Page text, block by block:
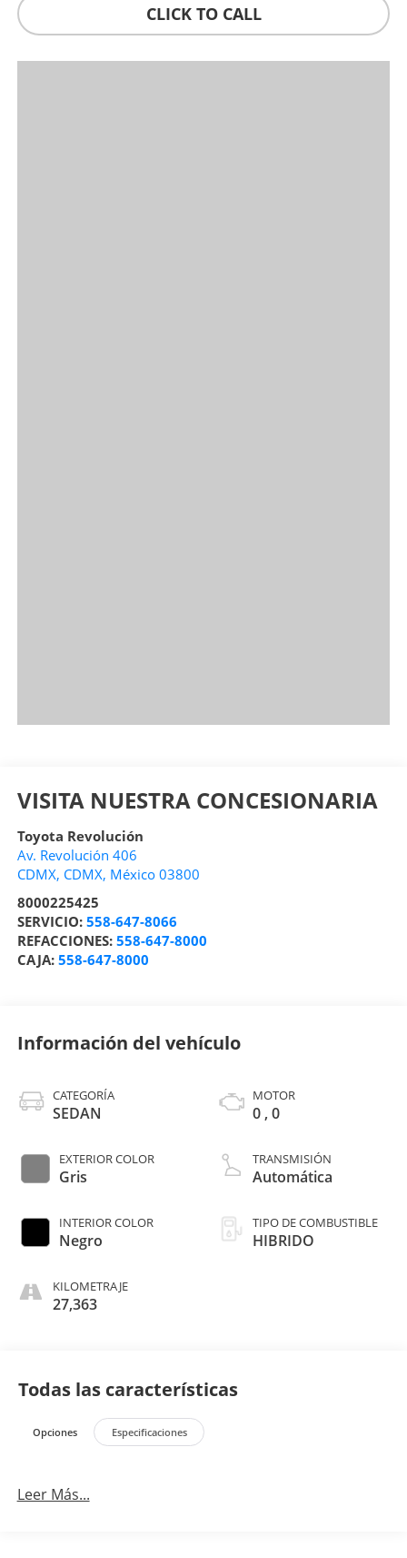
CLICK TO CALL
VISITA NUESTRA CONCESIONARIA
Toyota Revolución
Av. Revolución 406
CDMX, CDMX, México 03800
8000225425
SERVICIO: 558-647-8066
REFACCIONES: 558-647-8000
CAJA: 558-647-8000
Información del vehículo
CATEGORÍA
SEDAN
EXTERIOR COLOR
Gris
INTERIOR COLOR
Negro
KILOMETRAJE
27,363
MOTOR
0 , 0
TRANSMISIÓN
Automática
TIPO DE COMBUSTIBLE
HIBRIDO
Todas las características
Opciones Especificaciones
Leer Más...